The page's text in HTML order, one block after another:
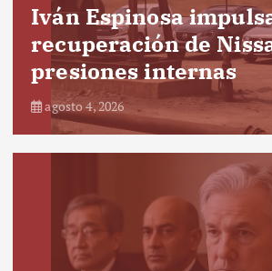
Iván Espinosa
recuperación de
presiones internas
agosto 4, 2026